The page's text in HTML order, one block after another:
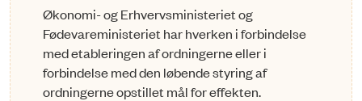
Økonomi- og Erhvervsministeriet og
Fødevareministeriet har hverken i forbindelse
med etableringen af ordningerne eller i
forbindelse med den løbende styring af
ordningerne opstillet mål for effekten.